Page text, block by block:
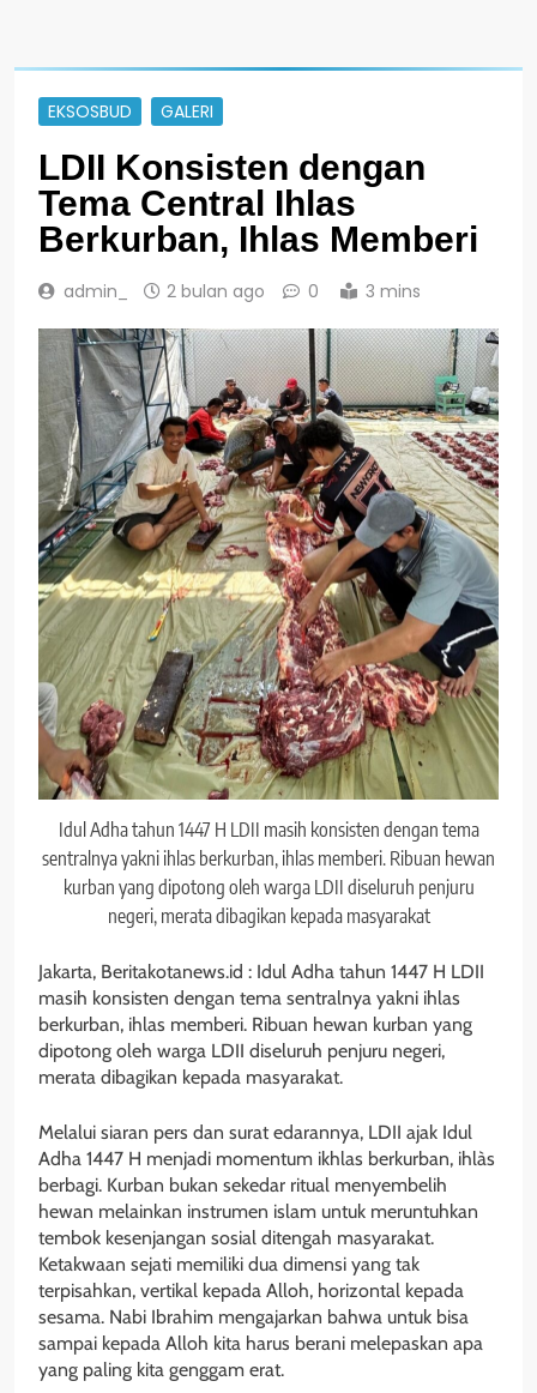
EKSOSBUD GALERI
LDII Konsisten dengan
Tema Central Ihlas
Berkurban, Ihlas Memberi
admin_ 2 bulan ago 0 3 mins
Idul Adha tahun 1447 H LDII masih konsisten dengan tema
sentralnya yakni ihlas berkurban, ihlas memberi. Ribuan hewan
kurban yang dipotong oleh warga LDII diseluruh penjuru
negeri, merata dibagikan kepada masyarakat
Jakarta, Beritakotanews.id : Idul Adha tahun 1447 H LDII
masih konsisten dengan tema sentralnya yakni ihlas
berkurban, ihlas memberi. Ribuan hewan kurban yang
dipotong oleh warga LDII diseluruh penjuru negeri,
merata dibagikan kepada masyarakat.
Melalui siaran pers dan surat edarannya, LDII ajak Idul
Adha 1447 H menjadi momentum ikhlas berkurban, ihlàs
berbagi. Kurban bukan sekedar ritual menyembelih
hewan melainkan instrumen islam untuk meruntuhkan
tembok kesenjangan sosial ditengah masyarakat.
Ketakwaan sejati memiliki dua dimensi yang tak
terpisahkan, vertikal kepada Alloh, horizontal kepada
sesama. Nabi Ibrahim mengajarkan bahwa untuk bisa
sampai kepada Alloh kita harus berani melepaskan apa
yang paling kita genggam erat.